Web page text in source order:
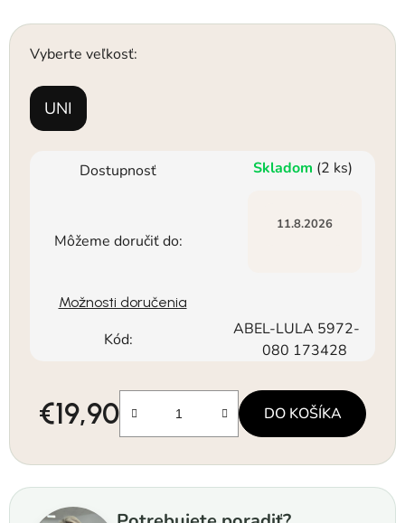
Vyberte veľkosť:
UNI
Dostupnosť Skladom (2 ks)
Môžeme doručiť do:
11.8.2026
Možnosti doručenia
Kód:
ABEL-LULA 5972-
080 173428
€19,90
Jednotková cena:
DO KOŠÍKA